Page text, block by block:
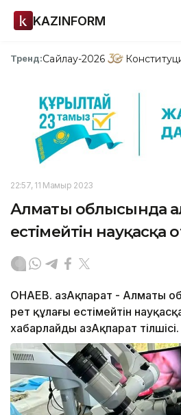
KAZINFORM
Тренд:Сайлау-2026
22:57, 11 Мамыр 2023
Алматы облысында
естімейтін науқасқа
ҚОНАЕВ. ҚазАқпарат - Алматы
рет құлағы естімейтін
хабарлайды ҚазАқпарат тілшісі.